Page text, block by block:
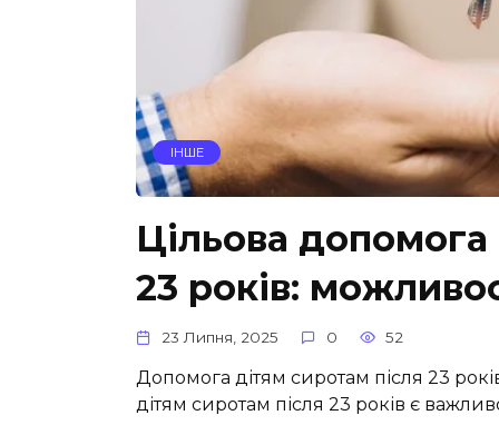
ІНШЕ
Цільова
23 років:
23 Липня, 2025 0 52
Допомога дітям сиротам після 23
дітям сиротам після 23 років є